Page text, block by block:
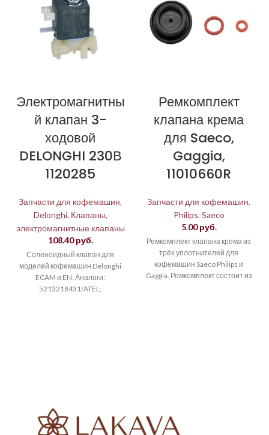
Электромагнитны
й клапан 3-
ходовой
DELONGHI 230В
1120285
Запчасти для кофемашин,
Delonghi, Клапаны,
электромагнитные клапаны
108.40руб.
Соленоидный клапан для
моделей кофемашин Delonghi
ECAM и EN. Аналоги:
5213218431/ATEL;
Ремкомплект
клапана крема
для Saeco,
Gaggia,
11010660R
Запчасти для кофемашин,
Philips, Saeco
5.00руб.
Ремкомплект клапана крема из
трёх уплотнителей для
кофемашин Saeco Philips и
Gaggia. Ремкомплект состоит из